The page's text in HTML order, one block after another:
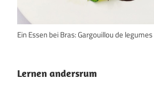
Ein Essen bei Bras: Gargouillou de legumes
Lernen andersrum